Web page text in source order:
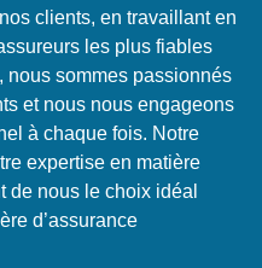
clients, en travaillant en
les plus fiables
sommes passionnés
et nous nous engageons
à chaque fois. Notre
expertise en matière
de nous le choix idéal
d’assurance